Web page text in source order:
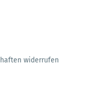
widerrufen